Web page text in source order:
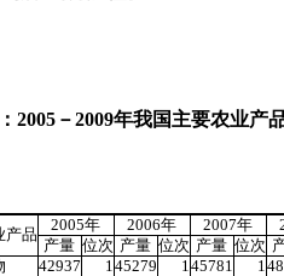
： 2005 －2009年我国主要农业产
产品
2005年 2006年 2007年
产量 位次 产量 位次 产量 位次
42937 1 45279 1 45781 1